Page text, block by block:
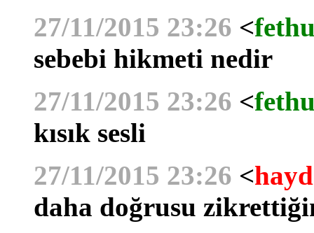
27/11/2015 23:26 <
sebebi hikmeti nedir
27/11/2015 23:26 <
kısık sesli
27/11/2015 23:26 <
daha doğrusu